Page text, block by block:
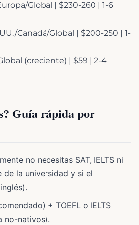
Global | $230-260 | 1-6
Canadá/Global | $200-250 | 1-
(creciente) | $59 | 2-4
Guía rápida por
no necesitas SAT, IELTS ni
de la universidad y si el
+ TOEFL o IELTS
no-nativos).